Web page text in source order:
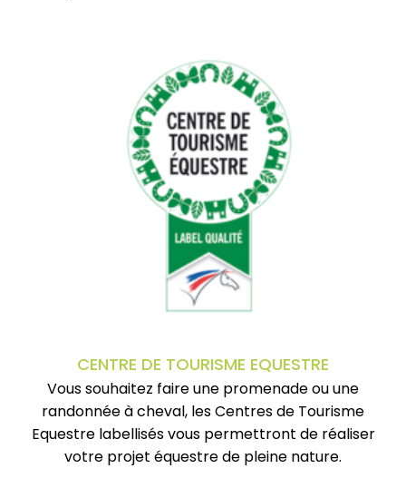
CENTRE DE TOURISME EQUESTRE
Vous souhaitez faire une promenade ou une
randonnée à cheval, les Centres de Tourisme
Equestre labellisés vous permettront de réaliser
votre projet équestre de pleine nature.